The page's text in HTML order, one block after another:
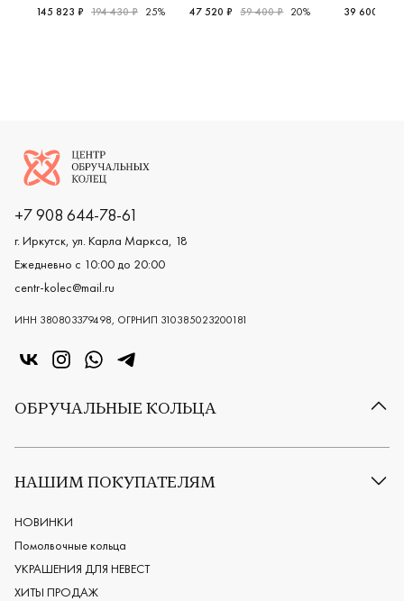
145 823 ₽ 194 430 ₽ 25% 47 520 ₽ 59 400 ₽ 20% 39 600 ₽
Логотип компании
+7 908 644-78-61
г. Иркутск, ул. Карла Маркса, 18
Ежедневно с 10:00 до 20:00
centr-kolec@mail.ru
ИНН 380803379498, ОГРНИП 310385023200181
«Центр колец» в VK
«Центр колец» в Instagram
«Центр колец» в Whatsapp
«Центр колец» в Telegram
ОБРУЧАЛЬНЫЕ КОЛЬЦА
Все обручальные кольца
Европейские обручальные кольца
Мужские обручальные кольца
Женские обручальные кольца
Обручальные кольца из платины
Дизайнерские обручальные кольца
НАШИМ ПОКУПАТЕЛЯМ
НОВИНКИ
Помолвочные кольца
УКРАШЕНИЯ ДЛЯ НЕВЕСТ
ХИТЫ ПРОДАЖ